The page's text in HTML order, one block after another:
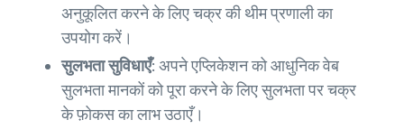
अनुकूलित करने के लिए चक्र की थीम प्रणाली का
उपयोग करें।
सुलभता सुविधाएँ: अपने एप्लिकेशन को आधुनिक वेब
सुलभता मानकों को पूरा करने के लिए सुलभता पर चक्र
के फ़ोकस का लाभ उठाएँ।